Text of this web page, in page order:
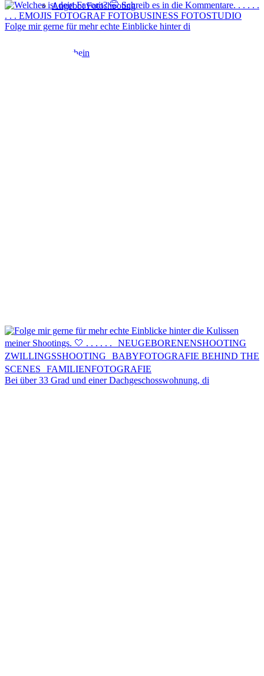
Angebot Fotoshooting
Gutschein
Folge mir gerne für mehr echte Einblicke hinter di
Bei über 33 Grad und einer Dachgeschosswohnung, di